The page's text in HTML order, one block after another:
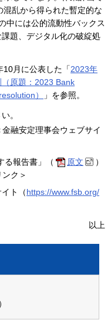
乱から得られた暫定的な
中には公的流動性バックス
題、デジタル化の破綻処
10月に公表した「2023年
原題：2023 Bank
）
」を参照。
。
金融安定理事会ウェブサイ
る報告書」（
原文
）
ク＞
ト（https://www.fsb.org/
以上